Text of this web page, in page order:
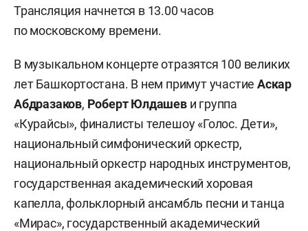
Трансляция начнется в 13.00 часов
по московскому времени.
В музыкальном концерте отразятся 100 великих
лет Башкортостана. В нем примут участие Аскар
Абдразаков, Роберт Юлдашеви группа
«Курайсы», финалисты телешоу «Голос. Дети»,
национальный симфонический оркестр,
национальный оркестр народных инструментов,
государственная академический хоровая
капелла, фольклорный ансамбль песни и танца
«Мирас», государственный академический